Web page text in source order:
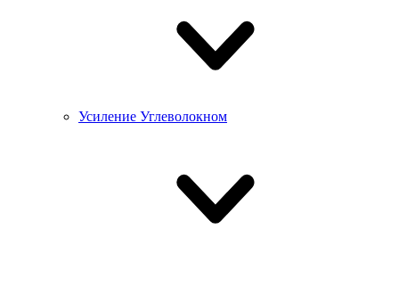
Усиление Углеволокном